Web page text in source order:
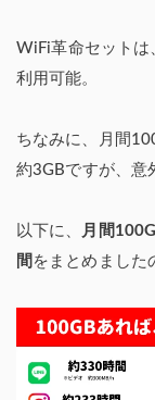
WiFi革命セットは
利用可能。
ちなみに、月間
約3GBですが、意
以下に、
月間
間 をまとめました